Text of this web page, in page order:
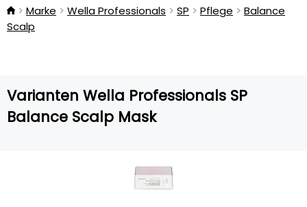
Marke Wella Professionals SP Pflege
Balance
Scalp
Varianten Wella Professionals SP
Balance Scalp Mask